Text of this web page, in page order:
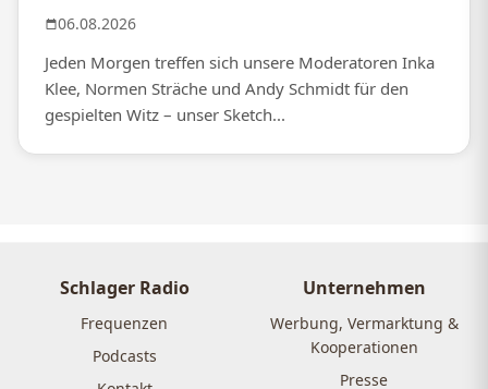
06.08.2026
Jeden Morgen treffen sich unsere Moderatoren Inka
Klee, Normen Sträche und Andy Schmidt für den
gespielten Witz – unser Sketch...
Schlager Radio
Frequenzen
Podcasts
Unternehmen
Werbung, Vermarktung &
Kooperationen
Presse